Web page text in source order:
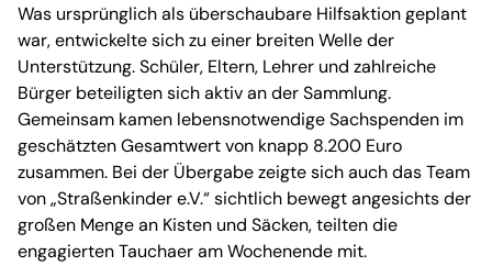
Was ursprünglich als überschaubare Hilfsaktion geplant
war, entwickelte sich zu einer breiten Welle der
Unterstützung. Schüler, Eltern, Lehrer und zahlreiche
Bürger beteiligten sich aktiv an der Sammlung.
Gemeinsam kamen lebensnotwendige Sachspenden im
geschätzten Gesamtwert von knapp 8.200 Euro
zusammen. Bei der Übergabe zeigte sich auch das Team
von „Straßenkinder e.V.“ sichtlich bewegt angesichts der
großen Menge an Kisten und Säcken, teilten die
engagierten Tauchaer am Wochenende mit.